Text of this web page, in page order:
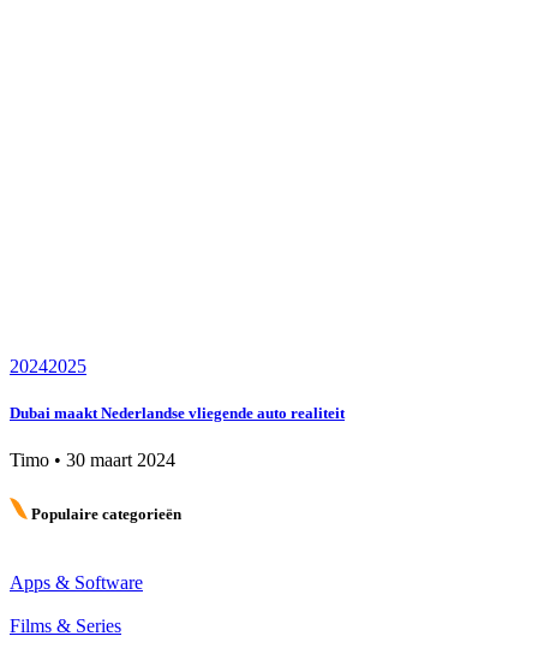
20242025
Dubai maakt Nederlandse vliegende auto realiteit
Timo • 30 maart 2024
Populaire categorieën
Apps & Software
Films & Series